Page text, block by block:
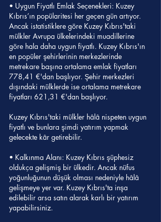
• Uygun Fiyatlı Emlak Seçenekleri: Kuzey
Kıbrıs’ın popülaritesi her geçen gün artıyor.
Ancak istatistiklere göre Kuzey Kıbrıs'taki
mülkler Avrupa ülkelerindeki muadillerine
göre hala daha uygun fiyatlı. Kuzey Kıbrıs'ın
en popüler şehirlerinin merkezlerinde
metrekare başına ortalama emlak fiyatları
778,41 €'dan başlıyor. Şehir merkezleri
dışındaki mülklerde ise ortalama metrekare
fiyatları 621,31 €'dan başlıyor.
Kuzey Kıbrıs'taki mülkler hâlâ nispeten uygun
fiyatlı ve bunlara şimdi yatırım yapmak
gelecekte kâr getirebilir.
• Kalkınma Alanı: Kuzey Kıbrıs şüphesiz
oldukça gelişmiş bir ülkedir. Ancak nüfus
yoğunluğunun düşük olması nedeniyle hâlâ
gelişmeye yer var. Kuzey Kıbrıs'ta inşa
edilebilir arsa satın alarak karlı bir yatırım
yapabilirsiniz.